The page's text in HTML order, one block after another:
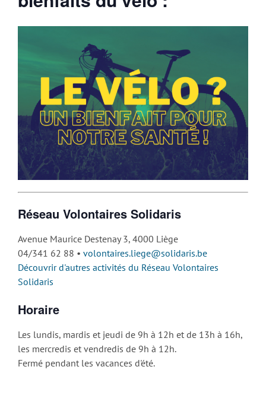
Réseau Volontaires Solidaris
Avenue Maurice Destenay 3, 4000 Liège
04/341 62 88 • volontaires.liege@solidaris.be
Découvrir d'autres activités du Réseau Volontaires
Solidaris
Horaire
Les lundis, mardis et jeudi de 9h à 12h et de 13h à 16h,
les mercredis et vendredis de 9h à 12h.
Fermé pendant les vacances d'été.